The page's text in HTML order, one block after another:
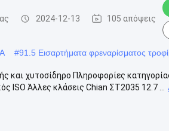
2024-12-13 105 απόψεις
#91.5 Εισαρτήματα φρεναρίσματος
και χυτοσίδηρο Πληροφορίες
ISO Άλλες κλάσεις Chian ΣΤ2035 12.7 ...